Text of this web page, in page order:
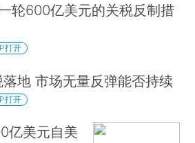
轮600亿美元的关税反制措
打开
地 市场无量反弹能否持续
打开
亿美元自美